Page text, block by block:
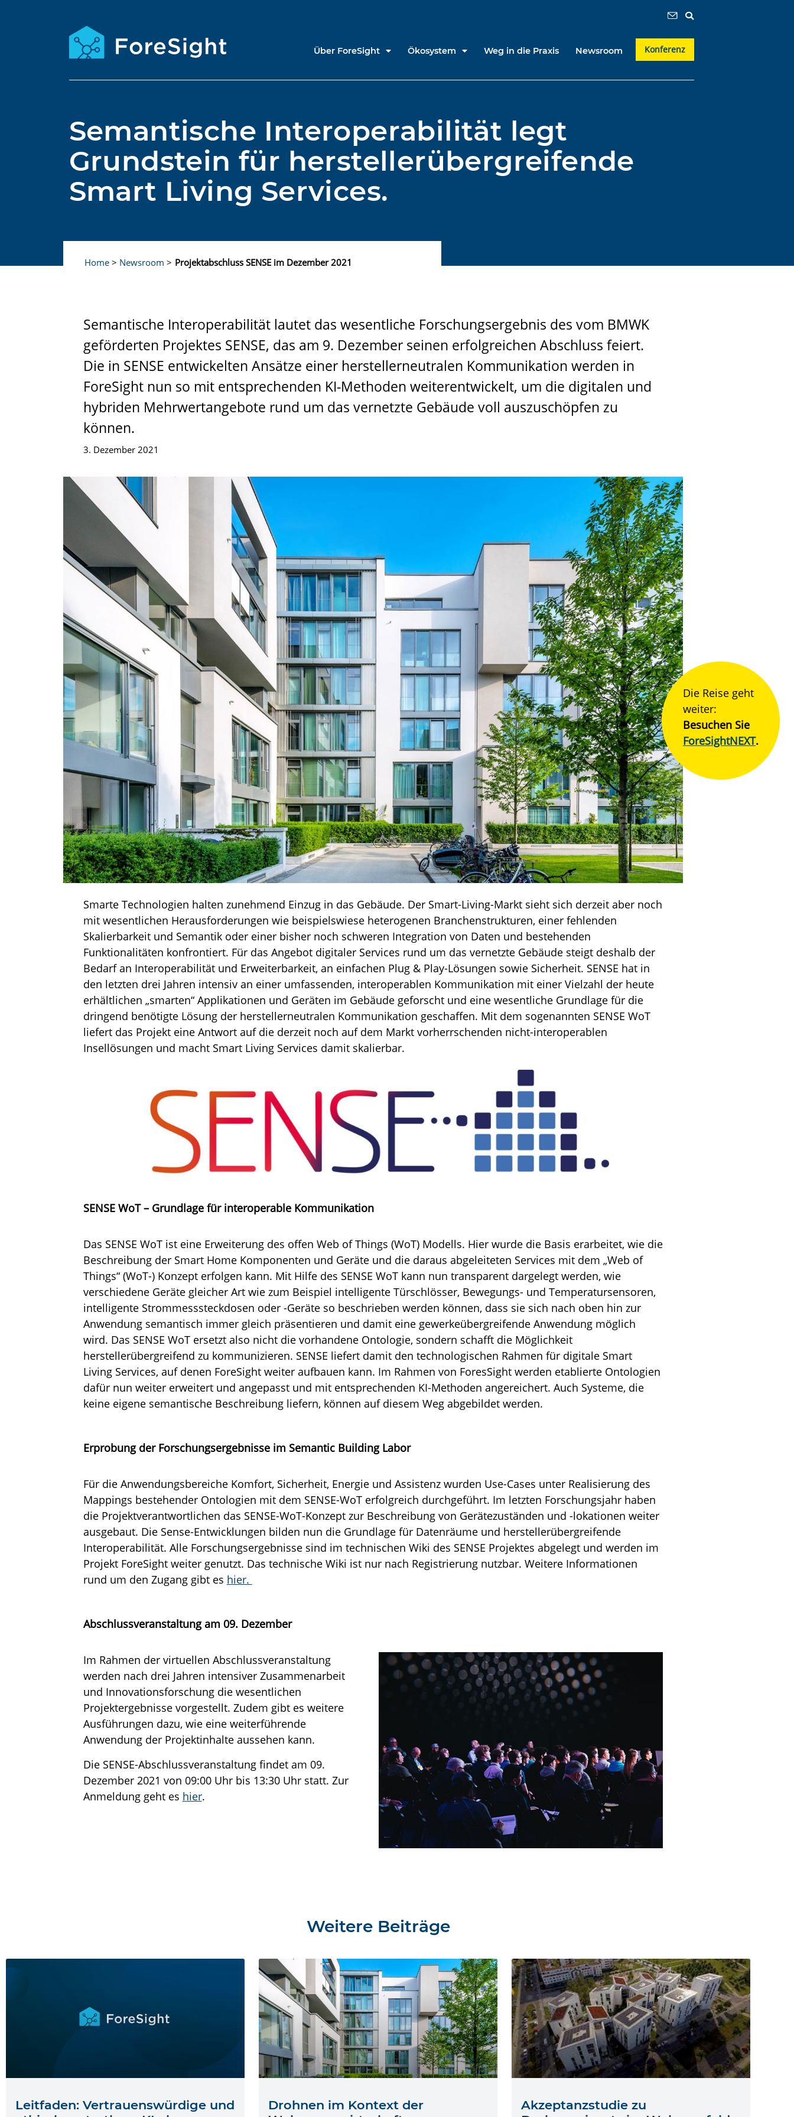
Über ForeSight Ökosystem Weg in die Praxis Newsroom Konferenz
Die Reise geht
weiter:
Besuchen Sie
ForeSightNEXT.
Semantische Interoperabilität legt
Grundstein für herstellerübergreifende
Smart Living Services.
Home> Newsroom > Projektabschluss SENSE im Dezember 2021
Semantische Interoperabilität lautet das wesentliche Forschungsergebnis des vom BMWK
geförderten Projektes SENSE, das am 9. Dezember seinen erfolgreichen Abschluss feiert.
Die in SENSE entwickelten Ansätze einer herstellerneutralen Kommunikation werden in
ForeSight nun so mit entsprechenden KI-Methoden weiterentwickelt, um die digitalen und
hybriden Mehrwertangebote rund um das vernetzte Gebäude voll auszuschöpfen zu
können.
3. Dezember 2021
Smarte Technologien halten zunehmend Einzug in das Gebäude. Der Smart-Living-Markt sieht sich derzeit aber noch
mit wesentlichen Herausforderungen wie beispielswiese heterogenen Branchenstrukturen, einer fehlenden
Skalierbarkeit und Semantik oder einer bisher noch schweren Integration von Daten und bestehenden
Funktionalitäten konfrontiert. Für das Angebot digitaler Services rund um das vernetzte Gebäude steigt deshalb der
Bedarf an Interoperabilität und Erweiterbarkeit, an einfachen Plug & Play-Lösungen sowie Sicherheit. SENSE hat in
den letzten drei Jahren intensiv an einer umfassenden, interoperablen Kommunikation mit einer Vielzahl der heute
erhältlichen „smarten“ Applikationen und Geräten im Gebäude geforscht und eine wesentliche Grundlage für die
dringend benötigte Lösung der herstellerneutralen Kommunikation geschaffen. Mit dem sogenannten SENSE WoT
liefert das Projekt eine Antwort auf die derzeit noch auf dem Markt vorherrschenden nicht-interoperablen
Insellösungen und macht Smart Living Services damit skalierbar.
SENSE WoT – Grundlage für interoperable Kommunikation
Das SENSE WoT ist eine Erweiterung des offen Web of Things (WoT) Modells. Hier wurde die Basis erarbeitet, wie die
Beschreibung der Smart Home Komponenten und Geräte und die daraus abgeleiteten Services mit dem „Web of
Things“ (WoT-) Konzept erfolgen kann. Mit Hilfe des SENSE WoT kann nun transparent dargelegt werden, wie
verschiedene Geräte gleicher Art wie zum Beispiel intelligente Türschlösser, Bewegungs- und Temperatursensoren,
intelligente Strommesssteckdosen oder -Geräte so beschrieben werden können, dass sie sich nach oben hin zur
Anwendung semantisch immer gleich präsentieren und damit eine gewerkeübergreifende Anwendung möglich
wird. Das SENSE WoT ersetzt also nicht die vorhandene Ontologie, sondern schafft die Möglichkeit
herstellerübergreifend zu kommunizieren. SENSE liefert damit den technologischen Rahmen für digitale Smart
Living Services, auf denen ForeSight weiter aufbauen kann. Im Rahmen von ForesSight werden etablierte Ontologien
dafür nun weiter erweitert und angepasst und mit entsprechenden KI-Methoden angereichert. Auch Systeme, die
keine eigene semantische Beschreibung liefern, können auf diesem Weg abgebildet werden.
Erprobung der Forschungsergebnisse im Semantic Building Labor
Für die Anwendungsbereiche Komfort, Sicherheit, Energie und Assistenz wurden Use-Cases unter Realisierung des
Mappings bestehender Ontologien mit dem SENSE-WoT erfolgreich durchgeführt. Im letzten Forschungsjahr haben
die Projektverantwortlichen das SENSE-WoT-Konzept zur Beschreibung von Gerätezuständen und -lokationen weiter
ausgebaut. Die Sense-Entwicklungen bilden nun die Grundlage für Datenräume und herstellerübergreifende
Interoperabilität. Alle Forschungsergebnisse sind im technischen Wiki des SENSE Projektes abgelegt und werden im
Projekt ForeSight weiter genutzt. Das technische Wiki ist nur nach Registrierung nutzbar. Weitere Informationen
rund um den Zugang gibt es hier.
Abschlussveranstaltung am 09. Dezember
Im Rahmen der virtuellen Abschlussveranstaltung
werden nach drei Jahren intensiver Zusammenarbeit
und Innovationsforschung die wesentlichen
Projektergebnisse vorgestellt. Zudem gibt es weitere
Ausführungen dazu, wie eine weiterführende
Anwendung der Projektinhalte aussehen kann.
Die SENSE-Abschlussveranstaltung findet am 09.
Dezember 2021 von 09:00 Uhr bis 13:30 Uhr statt. Zur
Anmeldung geht es hier.
Weitere Beiträge
Leitfaden: Vertrauenswürdige und
Drohnen im Kontext der
Akzeptanzstudie zu